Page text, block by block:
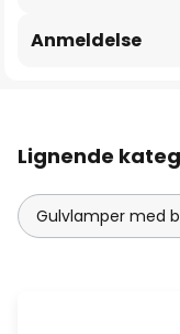
Anmeldelse
Lignende
Gulvlamper med